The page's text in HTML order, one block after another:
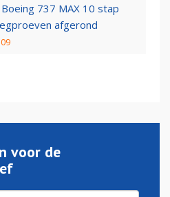
737 MAX 10 stap
afgerond
voor de